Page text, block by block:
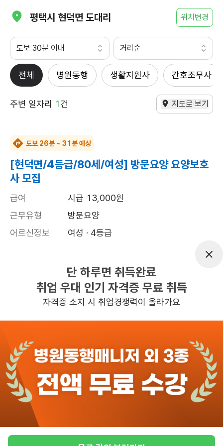
평택시 현덕면 도대리 위치변경
도보 30분 이내 거리순
전체 병원동행 생활지원사 간호조무사
주변 일자리 1건 지도로 보기
도보 26분 ~ 31분 예상
[현덕면/4등급/80세/여성] 방문요양 요양보호
사 모집
급여
시급 13,000원
근무유형
방문요양
어르신정보
여성 · 4등급
10:00~13:00
높은급여 교통비지원
관심 일자리정보 더보기
5일전등록
반경 3KM 이내의 일자리 확인하기
단 하루면 취득완료
취업 우대 인기 자격증 무료 취득
자격증 소지 시 취업경쟁력이 올라가요